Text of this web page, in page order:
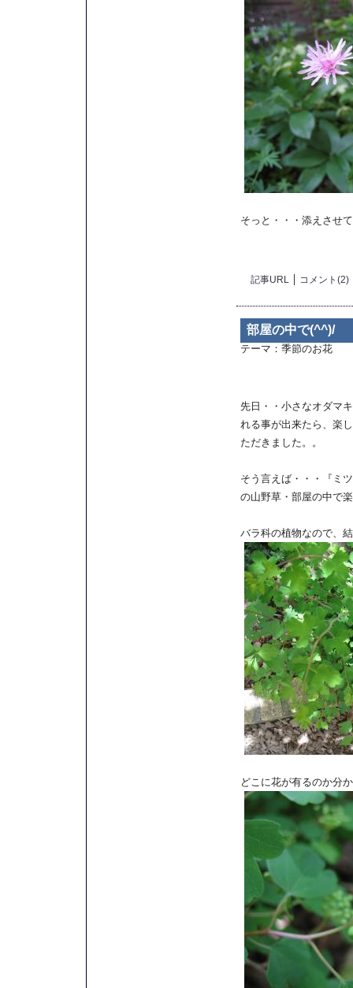
そっと・・・添えさせ
記事URL コメント(2)
部屋の中で(^^)/
テーマ： 季節のお花
先日・・小さなオダマ
れる事が出来たら、楽
ただきました。。
そう言えば・・・『ミ
の山野草・部屋の中で
バラ科の植物なので、
どこに花が有るのか分